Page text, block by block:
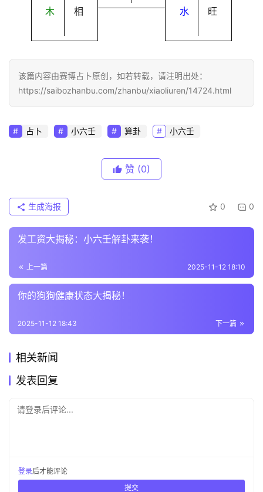
木 相 水 旺
该篇内容由赛博占卜原创，如若转载，请注明出处：
https://saibozhanbu.com/zhanbu/xiaoliuren/14724.html
占卜 小六壬 算卦 小六壬
赞 (0)
0 0
生成海报
发工资大揭秘：小六壬解卦来袭！
上一篇 2025-11-12 18:10
你的狗狗健康状态大揭秘！
下一篇
2025-11-12 18:43
相关新闻
发表回复
请登录后评论...
登录后才能评论
提交